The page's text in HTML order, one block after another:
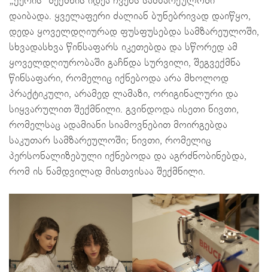
დაიბადა. ყველაფერი ძალიან ბუნებრივად დაიწყო,
დედა ყოველდღიურად ფუსფუსებდა სამზარეულოში,
სხვადასხვა წინსაფარს იკეთებდა და სწორედ ამ
ყოველდღიურობაში გაჩნდა სურვილი, შეგვექმნა
წინსაფარი, რომელიც იქნებოდა არა მხოლოდ
პრაქტიკული, არამედ ლამაზი, ორიგინალური და
სიყვარულით შექმნილი. გვინდოდა ისეთი ნივთი,
რომელსაც ადამიანი სიამოვნებით მოირგებდა
საკუთარ სამზარეულოში; ნივთი, რომელიც
პერსონალიზებული იქნებოდა და აგრძნობინებდა,
რომ ის ნამდვილად მისთვისაა შექმნილი.